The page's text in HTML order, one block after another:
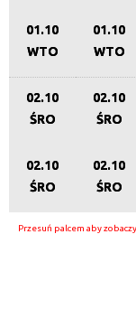
01.10
WTO
01.10
WTO
02.10
ŚRO
02.10
ŚRO
02.10
ŚRO
02.10
ŚRO